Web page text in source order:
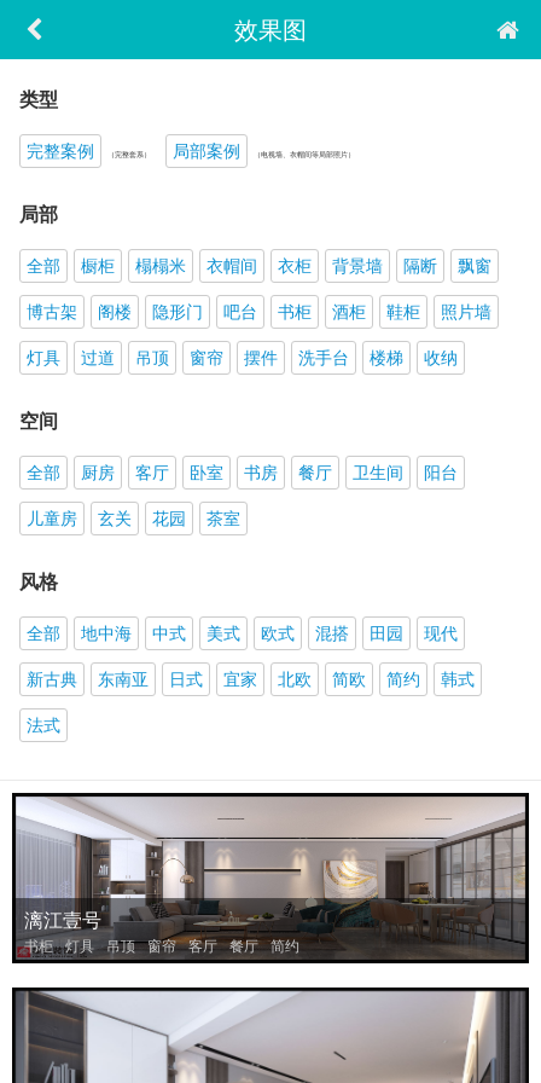
效果图
类型
完整案例 （完整套系） 局部案例 （电视墙、衣帽间等局部照片）
局部
全部 橱柜 榻榻米 衣帽间 衣柜 背景墙 隔断
飘窗
博古架
阁楼 隐形门 吧台 书柜 酒柜 鞋柜
照片墙
灯具
过道 吊顶 窗帘 摆件 洗手台 楼梯 收纳
空间
全部 厨房 客厅 卧室 书房 餐厅 卫生间
阳台
儿童房
玄关 花园 茶室
风格
全部 地中海 中式 美式 欧式 混搭 田园
现代
新古典
东南亚 日式 宜家 北欧 简欧 简约
韩式
法式
漓江壹号
书柜 灯具 吊顶 窗帘 客厅 餐厅 简约